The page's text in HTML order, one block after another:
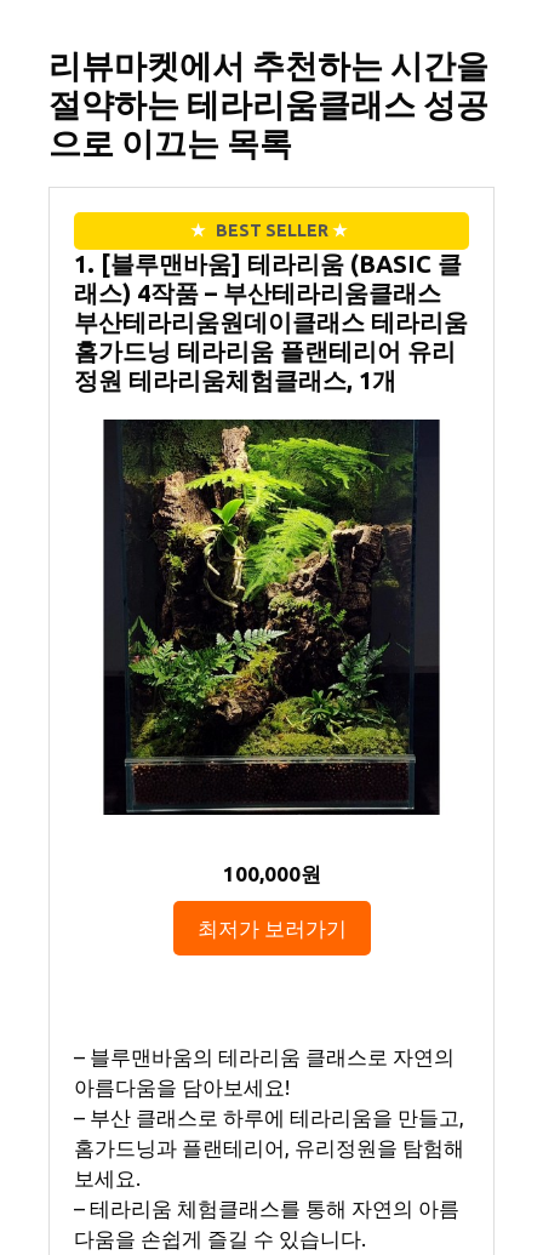
리뷰마켓에서 추천하는 시간을
절약하는 테라리움클래스 성공
으로 이끄는 목록
★ BEST SELLER ★
1. [블루맨바움] 테라리움 (BASIC 클
래스) 4작품 – 부산테라리움클래스
부산테라리움원데이클래스 테라리움
홈가드닝 테라리움 플랜테리어 유리
정원 테라리움체험클래스, 1개
100,000원
최저가 보러가기
– 블루맨바움의 테라리움 클래스로 자연의
아름다움을 담아보세요!
– 부산 클래스로 하루에 테라리움을 만들고,
홈가드닝과 플랜테리어, 유리정원을 탐험해
보세요.
– 테라리움 체험클래스를 통해 자연의 아름
다움을 손쉽게 즐길 수 있습니다.